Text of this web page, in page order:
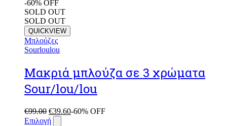
-60% OFF
SOLD OUT
SOLD OUT
QUICKVIEW
Μπλούζες
Sourloulou
Mακριά μπλούζα σε 3 χρώματα
Sour/lou/lou
€99.00 €39.60-60% OFF
Επιλογή